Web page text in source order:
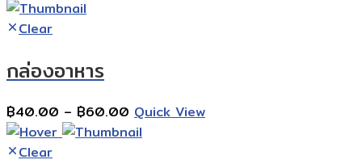
Clear
กล่องอาหาร
฿40.00 – ฿60.00 Price
range:
Quick View
Clear